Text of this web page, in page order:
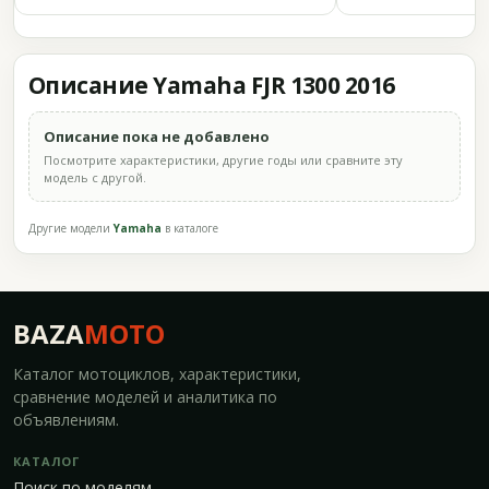
Описание Yamaha FJR 1300 2016
Описание пока не добавлено
Посмотрите характеристики, другие годы или сравните эту
модель с другой.
Другие моделиYamaha в каталоге
BAZAMOTO
Каталог мотоциклов, характеристики,
сравнение моделей и аналитика по
объявлениям.
КАТАЛОГ